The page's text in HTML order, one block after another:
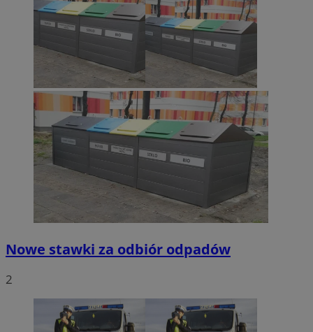
Nowe stawki za odbiór odpadów
2